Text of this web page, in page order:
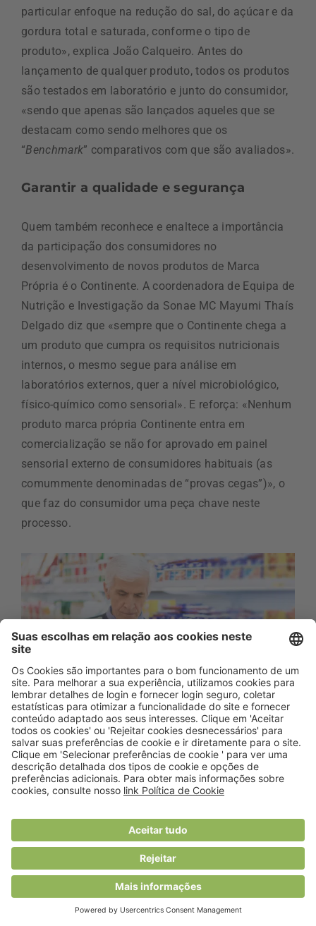
particular enfoque na redução do sal, do açúcar e da
gordura total e saturada, conforme o tipo de
produto», explica João Calqueiro. Antes do
lançamento de qualquer produto, todos os produtos
são testados em laboratório e junto do consumidor,
«sendo que apenas são lançados aqueles que se
destacam como sendo melhores que os
“Benchmark” comparativos com que são avaliados».
Garantir a qualidade e segurança
Quem também reconhece e enaltece a importância
da participação dos consumidores no
desenvolvimento de novos produtos de Marca
Própria é o Continente. A coordenadora de Equipa de
Nutrição e Investigação da Sonae MC Mayumi Thaís
Delgado diz que «sempre que o Continente chega a
um produto que cumpra os requisitos nutricionais
internos, o mesmo segue para análise em
laboratórios externos, quer a nível microbiológico,
físico-químico como sensorial». E reforça: «Nenhum
produto marca própria Continente entra em
comercialização se não for aprovado em painel
sensorial externo de consumidores habituais (as
comummente denominadas de “provas cegas”)», o
que faz do consumidor uma peça chave neste
processo.
Para o Lidl, a segurança alimentar, a garantia de
qualidade, a certificação dos fornecedores de marca
requisitos necessários para um produto
experimental se consolidar no mercado. Nesse
sentido, o retalhista alimentar conta, desde junho de
2018, com o Lidl Sense, um laboratório interno de
provas sensoriais, onde são avaliados os produtos